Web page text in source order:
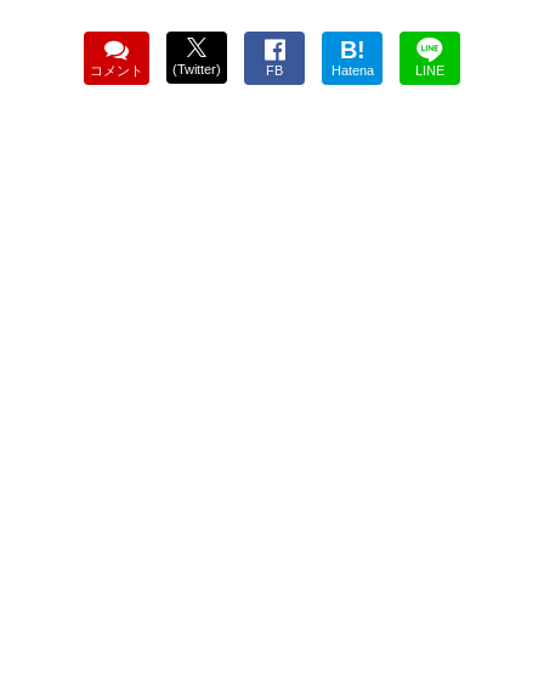
コメント (Twitter) FB
B!
Hatena LINE